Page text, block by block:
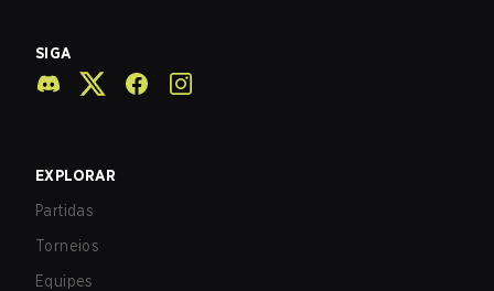
SIGA
EXPLORAR
Partidas
Torneios
Equipes